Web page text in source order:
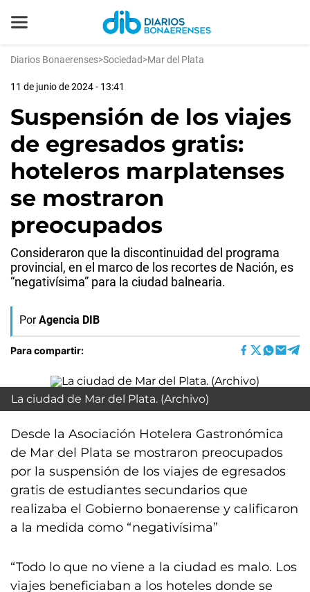
Diarios Bonaerenses>Sociedad>Mar del Plata
11 de junio de 2024 - 13:41
Suspensión de los viajes
de egresados gratis:
hoteleros marplatenses
se mostraron
preocupados
Consideraron que la discontinuidad del programa
provincial, en el marco de los recortes de Nación, es
“negativísima” para la ciudad balnearia.
Por Agencia DIB
Para compartir:
La ciudad de Mar del Plata. (Archivo)
Desde la Asociación Hotelera Gastronómica
de Mar del Plata se mostraron preocupados
por la suspensión de los viajes de egresados
gratis de estudiantes secundarios que
realizaba el Gobierno bonaerense y calificaron
a la medida como “negativísima”
“Todo lo que no viene a la ciudad es malo. Los
viajes beneficiaban a los hoteles donde se